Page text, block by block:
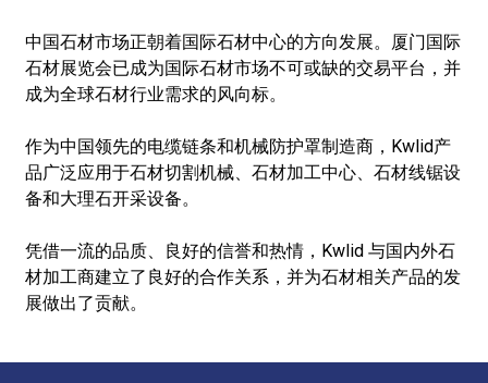
中国石材市场正朝着国际石材中心的方向发展。厦门国际
石材展览会已成为国际石材市场不可或缺的交易平台，并
成为全球石材行业需求的风向标。
作为中国领先的电缆链条和机械防护罩制造商，Kwlid产
品广泛应用于石材切割机械、石材加工中心、石材线锯设
备和大理石开采设备。
凭借一流的品质、良好的信誉和热情，Kwlid 与国内外石
材加工商建立了良好的合作关系，并为石材相关产品的发
展做出了贡献。